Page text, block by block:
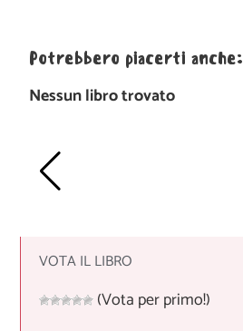
Potrebbero piacerti anche:
Nessun libro trovato
VOTA IL LIBRO
(Vota per primo!)